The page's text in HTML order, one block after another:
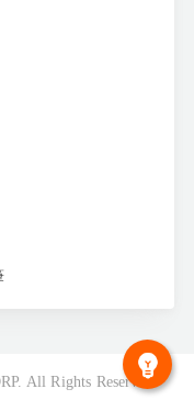
All Rights Reserved.